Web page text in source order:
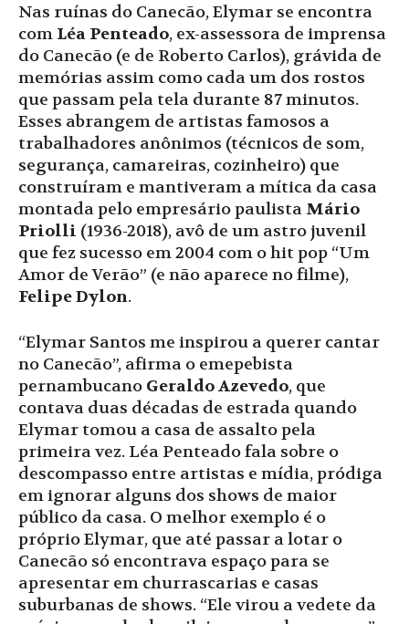
Nas ruínas do Canecão, Elymar se encontra
com Léa Penteado, ex-assessora de imprensa
do Canecão (e de Roberto Carlos), grávida de
memórias assim como cada um dos rostos
que passam pela tela durante 87 minutos.
Esses abrangem de artistas famosos a
trabalhadores anônimos (técnicos de som,
segurança, camareiras, cozinheiro) que
construíram e mantiveram a mítica da casa
montada pelo empresário paulista Mário
Priolli (1936-2018), avô de um astro juvenil
que fez sucesso em 2004 com o hit pop “Um
Amor de Verão” (e não aparece no filme),
Felipe Dylon.
“Elymar Santos me inspirou a querer cantar
no Canecão”, afirma o emepebista
pernambucano Geraldo Azevedo, que
contava duas décadas de estrada quando
Elymar tomou a casa de assalto pela
primeira vez. Léa Penteado fala sobre o
descompasso entre artistas e mídia, pródiga
em ignorar alguns dos shows de maior
público da casa. O melhor exemplo é o
próprio Elymar, que até passar a lotar o
Canecão só encontrava espaço para se
apresentar em churrascarias e casas
suburbanas de shows. “Ele virou a vedete da